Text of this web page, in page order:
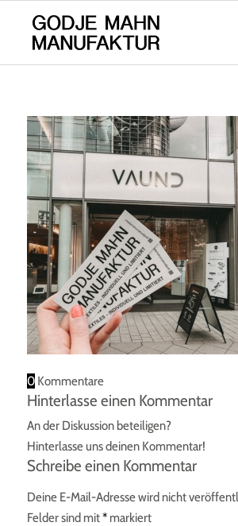
0 Kommentare
Hinterlasse einen Kommentar
An der Diskussion beteiligen?
Hinterlasse uns deinen Kommentar!
Schreibe einen Kommentar
Deine E-Mail-Adresse wird nicht
Felder sind mit*markiert